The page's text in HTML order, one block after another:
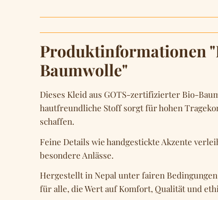
Produktinformationen
Baumwolle"
Dieses Kleid aus GOTS-zertifizierter Bio-
hautfreundliche Stoff sorgt für hohen
schaffen.
Feine Details wie handgestickte Akzente
besondere Anlässe.
Hergestellt in Nepal unter fairen
für alle, die Wert auf Komfort, Qualität und